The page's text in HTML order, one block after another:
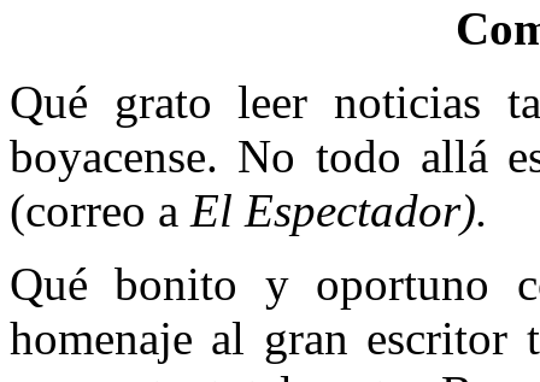
Qué grato leer noticias
boyacense. No todo allá
(correo a El Espectador).
Qué bonito y oportuno
homenaje al gran